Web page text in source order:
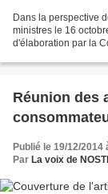
Dans la perspective
ministres le 16
d'élaboration par la
Réunion des
Publié le 19/12/2014
Par La voix de